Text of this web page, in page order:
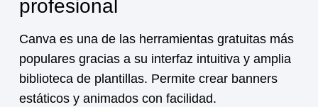
profesional
Canva es una de las herramientas gratuitas más
populares gracias a su interfaz intuitiva y amplia
biblioteca de plantillas. Permite crear banners
estáticos y animados con facilidad.